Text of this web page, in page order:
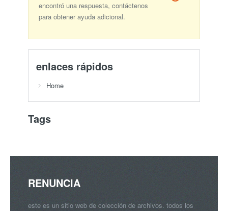
encontró una respuesta, contáctenos
para obtener ayuda adicional.
enlaces rápidos
Home
Tags
RENUNCIA
este es un sitio web de colección de archivos. todos los